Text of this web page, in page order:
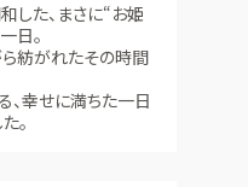
した、まさに“お姫
日。
紡がれたその時間
、幸せに満ちた一日
。